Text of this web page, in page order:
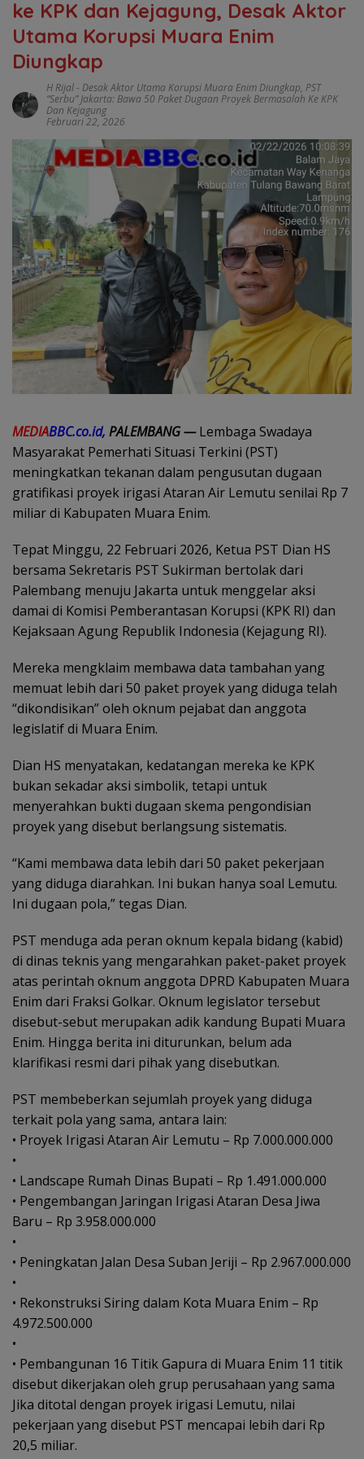
ke KPK dan Kejagung, Desak Aktor
Utama Korupsi Muara Enim
Diungkap
H Rijal- Desak Aktor Utama Korupsi Muara Enim Diungkap, PST
“Serbu” Jakarta: Bawa 50 Paket Dugaan Proyek Bermasalah Ke KPK
Dan Kejagung
Februari 22, 2026
MEDIABBC.co.id, PALEMBANG —Lembaga Swadaya
Masyarakat Pemerhati Situasi Terkini (PST)
meningkatkan tekanan dalam pengusutan dugaan
gratifikasi proyek irigasi Ataran Air Lemutu senilai Rp 7
miliar di Kabupaten Muara Enim.
Tepat Minggu, 22 Februari 2026, Ketua PST Dian HS
bersama Sekretaris PST Sukirman bertolak dari
Palembang menuju Jakarta untuk menggelar aksi
damai di Komisi Pemberantasan Korupsi (KPK RI) dan
Kejaksaan Agung Republik Indonesia (Kejagung RI).
Mereka mengklaim membawa data tambahan yang
memuat lebih dari 50 paket proyek yang diduga telah
“dikondisikan” oleh oknum pejabat dan anggota
legislatif di Muara Enim.
Dian HS menyatakan, kedatangan mereka ke KPK
bukan sekadar aksi simbolik, tetapi untuk
menyerahkan bukti dugaan skema pengondisian
proyek yang disebut berlangsung sistematis.
“Kami membawa data lebih dari 50 paket pekerjaan
yang diduga diarahkan. Ini bukan hanya soal Lemutu.
Ini dugaan pola,” tegas Dian.
PST menduga ada peran oknum kepala bidang (kabid)
di dinas teknis yang mengarahkan paket-paket proyek
atas perintah oknum anggota DPRD Kabupaten Muara
Enim dari Fraksi Golkar. Oknum legislator tersebut
disebut-sebut merupakan adik kandung Bupati Muara
Enim. Hingga berita ini diturunkan, belum ada
klarifikasi resmi dari pihak yang disebutkan.
PST membeberkan sejumlah proyek yang diduga
terkait pola yang sama, antara lain:
• Proyek Irigasi Ataran Air Lemutu – Rp 7.000.000.000
•
• Landscape Rumah Dinas Bupati – Rp 1.491.000.000
• Pengembangan Jaringan Irigasi Ataran Desa Jiwa
Baru – Rp 3.958.000.000
•
• Peningkatan Jalan Desa Suban Jeriji – Rp 2.967.000.000
•
• Rekonstruksi Siring dalam Kota Muara Enim – Rp
4.972.500.000
•
• Pembangunan 16 Titik Gapura di Muara Enim 11 titik
disebut dikerjakan oleh grup perusahaan yang sama
Jika ditotal dengan proyek irigasi Lemutu, nilai
pekerjaan yang disebut PST mencapai lebih dari Rp
20,5 miliar.